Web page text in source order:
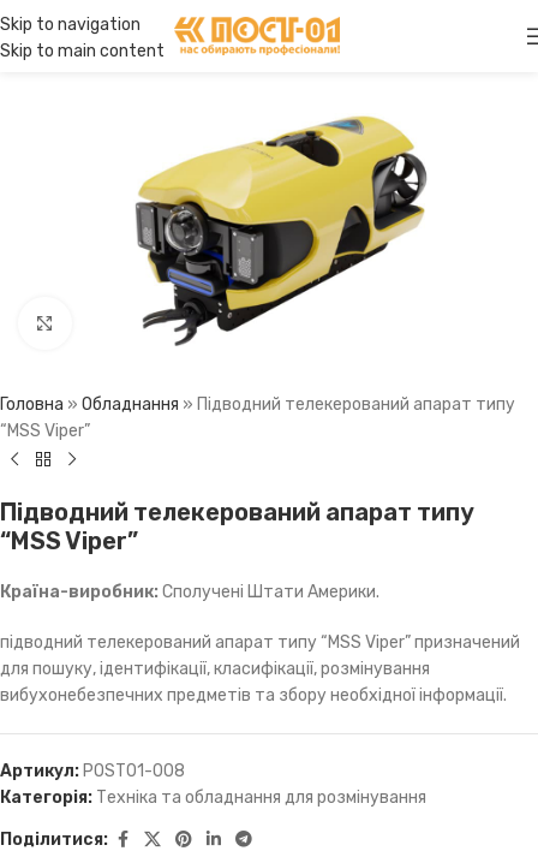
Skip to navigation
Skip to main content
Click to enlarge
Головна » Обладнання » Підводний телекерований апарат типу
“MSS Viper”
Підводний телекерований апарат типу
“MSS Viper”
Країна-виробник: Сполучені Штати Америки.
підводний телекерований апарат типу “MSS Viper” призначений
для пошуку, ідентифікації, класифікації, розмінування
вибухонебезпечних предметів та збору необхідної інформації.
Артикул: POST01-008
Категорія: Техніка та обладнання для розмінування
Поділитися: